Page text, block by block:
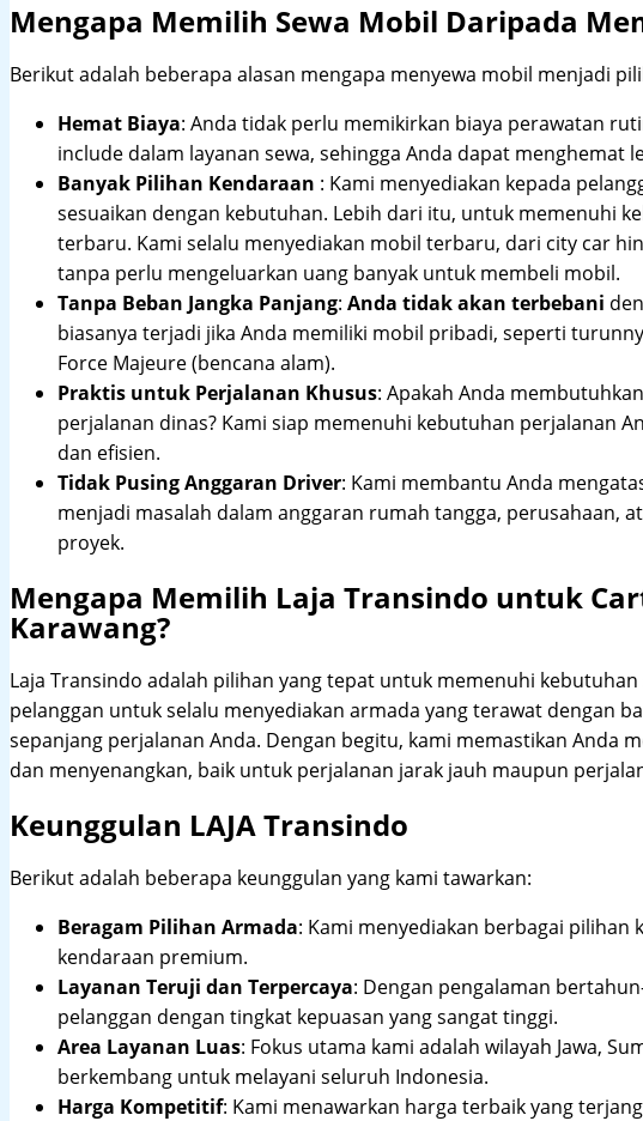
Mengapa Memilih Sewa Mobil Daripada
Berikut adalah beberapa alasan mengapa menyewa mobil menjadi
Hemat Biaya: Anda tidak perlu memikirkan biaya perawatan
include dalam layanan sewa, sehingga Anda dapat menghemat
Banyak Pilihan Kendaraan : Kami menyediakan kepada
sesuaikan dengan kebutuhan. Lebih dari itu, untuk memenuhi
terbaru. Kami selalu menyediakan mobil terbaru, dari city car
tanpa perlu mengeluarkan uang banyak untuk membeli mobil.
Tanpa Beban Jangka Panjang: Anda tidak akan terbebani
biasanya terjadi jika Anda memiliki mobil pribadi, seperti
Force Majeure (bencana alam).
Praktis untuk Perjalanan Khusus: Apakah Anda
perjalanan dinas? Kami siap memenuhi kebutuhan perjalanan
dan efisien.
Tidak Pusing Anggaran Driver: Kami membantu Anda
menjadi masalah dalam anggaran rumah tangga, perusahaan,
proyek.
Mengapa Memilih Laja Transindo untuk
Karawang?
Laja Transindo adalah pilihan yang tepat untuk memenuhi
pelanggan untuk selalu menyediakan armada yang terawat dengan
sepanjang perjalanan Anda. Dengan begitu, kami memastikan Anda
dan menyenangkan, baik untuk perjalanan jarak jauh maupun
Keunggulan LAJA Transindo
Berikut adalah beberapa keunggulan yang kami tawarkan:
Beragam Pilihan Armada: Kami menyediakan berbagai
kendaraan premium.
Layanan Teruji dan Terpercaya: Dengan pengalaman
pelanggan dengan tingkat kepuasan yang sangat tinggi.
Area Layanan Luas: Fokus utama kami adalah wilayah Jawa,
berkembang untuk melayani seluruh Indonesia.
Harga Kompetitif: Kami menawarkan harga terbaik yang